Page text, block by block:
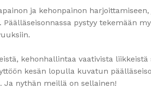
ja kehonpainon
pystyy tekemään
kehonhallintaa vaativista liikkeistä
kesän lopulla kuvatun
Ja nythän meillä on sellainen!